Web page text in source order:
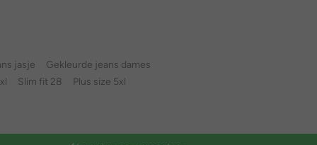
jasje
Gekleurde jeans dames
Slim fit 28
Plus size 5xl